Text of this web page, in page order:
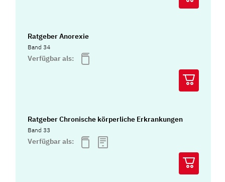
Ratgeber Anorexie
Band 34
Verfügbar als:
Ratgeber Chronische körperliche Erkrankungen
Band 33
Verfügbar als: